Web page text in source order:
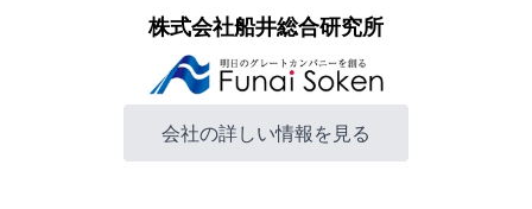
株式会社船井総合研究所
会社の詳しい情報を見る